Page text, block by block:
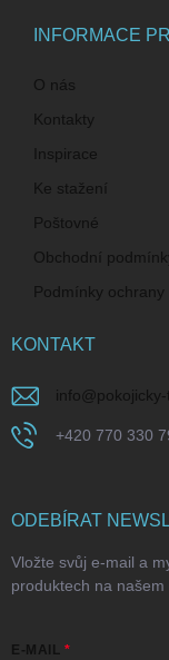
INFORMACE
O nás
Kontakty
Inspirace
Ke stažení
Poštovné
Obchodní
Podmínky ochrany
KONTAKT
info@
+420 770 330
ODEBÍRAT
Vložte svůj e-mail a
produktech na našem
E-MAIL